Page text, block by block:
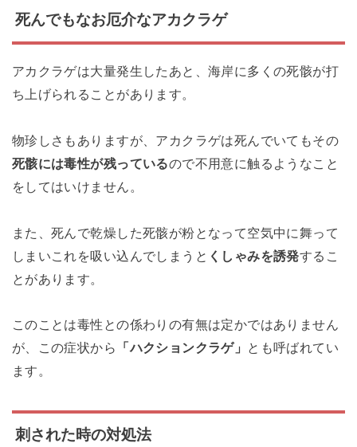
死んでもなお厄介なアカクラゲ
アカクラゲは大量発生したあと、海岸に多くの死骸が打
ち上げられることがあります。
物珍しさもありますが、アカクラゲは死んでいてもその
死骸には毒性が残っているので不用意に触るようなこと
をしてはいけません。
また、死んで乾燥した死骸が粉となって空気中に舞って
しまいこれを吸い込んでしまうと くしゃみを誘発するこ
とがあります。
このことは毒性との係わりの有無は定かではありません
が、この症状から
「ハクションクラゲ」 とも呼ばれてい
ます。
刺された時の対処法